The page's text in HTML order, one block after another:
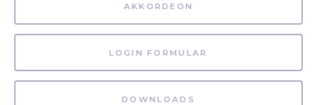
AKKORDEON
LOGIN FORMULAR
DOWNLOADS